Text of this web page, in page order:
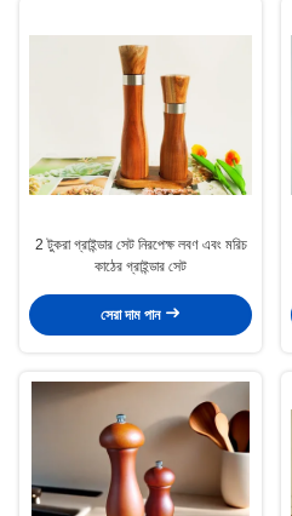
2 টুকরা গ্রাইন্ডার সেট নিরপেক্ষ লবণ এবং মরিচ
কাঠের গ্রাইন্ডার সেট
সেরা দাম পান